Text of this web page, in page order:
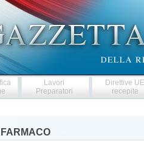
Lavori
Preparatori
Direttive
recepite